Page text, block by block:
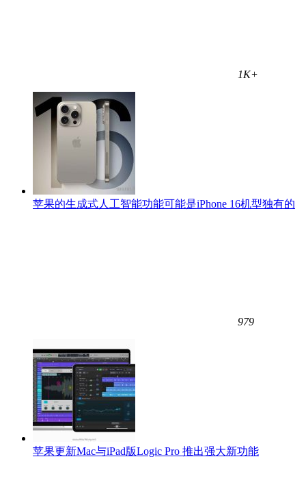
1K+
苹果的生成式人工智能功能可能是iPhone 16机型独有的
979
苹果更新Mac与iPad版Logic Pro 推出强大新功能